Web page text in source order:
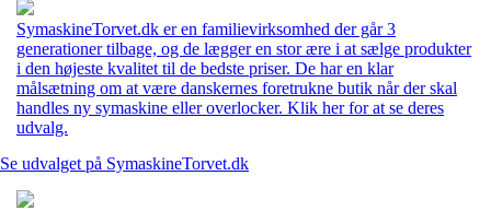
SymaskineTorvet.dk er en familievirksomhed der går 3
generationer tilbage, og de lægger en stor ære i at sælge produkter
i den højeste kvalitet til de bedste priser. De har en klar
målsætning om at være danskernes foretrukne butik når der skal
handles ny symaskine eller overlocker. Klik her for at se deres
udvalg.
Se udvalget på SymaskineTorvet.dk